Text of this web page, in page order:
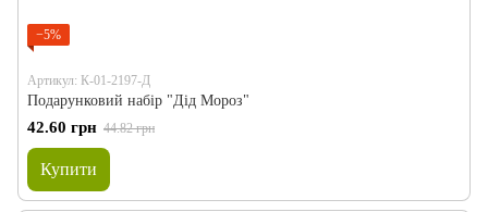
−5%
Артикул: К-01-2197-Д
Подарунковий набір "Дід Мороз"
42.60 грн 44.82 грн
Купити